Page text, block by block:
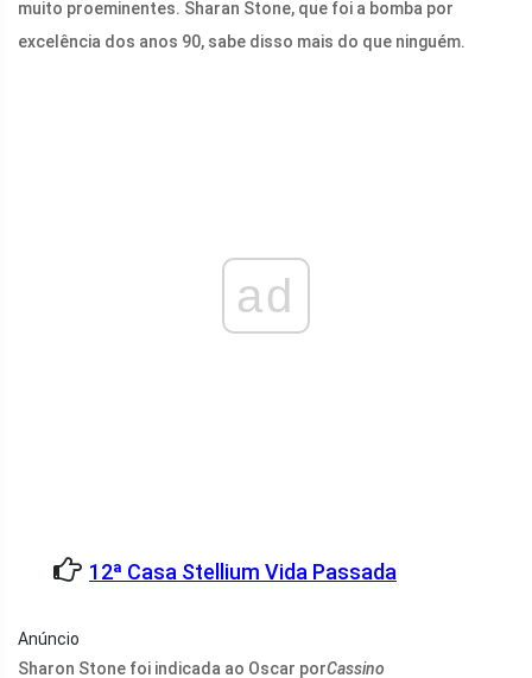
muito proeminentes. Sharan Stone, que foi a bomba por
excelência dos anos 90, sabe disso mais do que ninguém.
ad
12ª Casa Stellium Vida Passada
Anúncio
Sharon Stone foi indicada ao Oscar porCassino